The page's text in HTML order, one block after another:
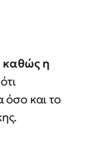
καθώς η
όσο και το